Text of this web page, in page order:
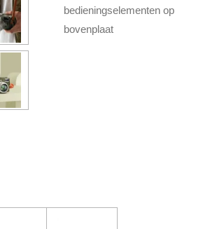
bedieningselementen op
bovenplaat